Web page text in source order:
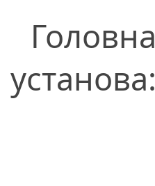
Головна
установа: